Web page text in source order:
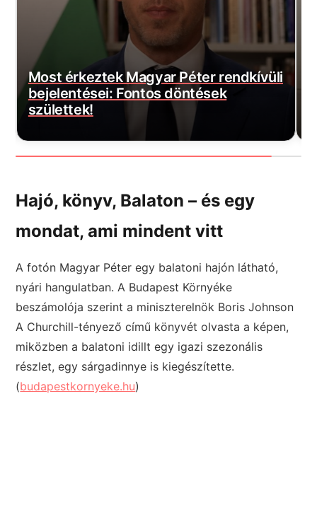
Most érkezett: Felszálltak a
honvédség helikopterei, akkora a baj
Hajó, könyv, Balaton – és egy
mondat, ami mindent vitt
A fotón Magyar Péter egy balatoni hajón látható,
nyári hangulatban. A Budapest Környéke
beszámolója szerint a miniszterelnök Boris Johnson
A Churchill-tényező című könyvét olvasta a képen,
miközben a balatoni idillt egy igazi szezonális
részlet, egy sárgadinnye is kiegészítette.
(budapestkornyeke.hu)